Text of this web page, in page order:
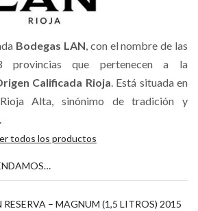
Bodegas LAN, con el nombre de las
provincias que pertenecen a la
Calificada Rioja. Está situada en
Alta, sinónimo de tradición y
todos los productos
RESERVA – MAGNUM (1,5 LITROS) 2015